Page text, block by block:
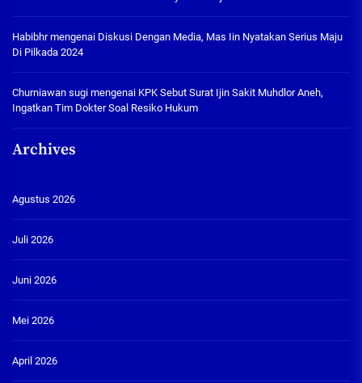
Habibhrmengenai Diskusi Dengan Media, Mas Iin Nyatakan Serius Maju
Di Pilkada 2024
Churniawan sugi mengenai KPK Sebut Surat Ijin Sakit Muhdlor Aneh,
Ingatkan Tim Dokter Soal Resiko Hukum
Archives
Agustus 2026
Juli 2026
Juni 2026
Mei 2026
April 2026